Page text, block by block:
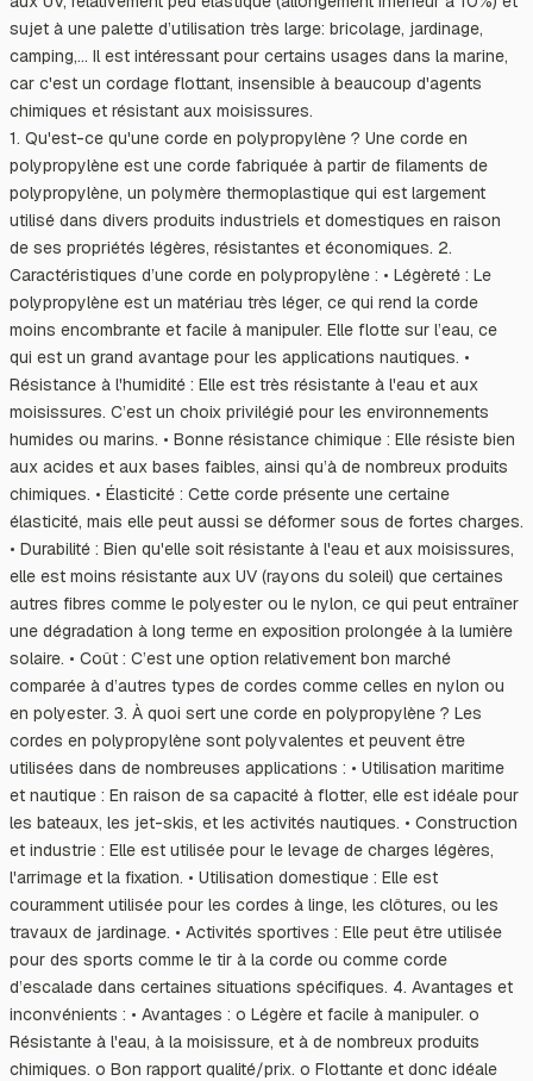
sujet à une palette d’utilisation très large: bricolage, jardinage,
camping,... Il est intéressant pour certains usages dans la marine,
car c'est un cordage flottant, insensible à beaucoup d'agents
chimiques et résistant aux moisissures.
1. Qu'est-ce qu'une corde en polypropylène ? Une corde en
polypropylène est une corde fabriquée à partir de filaments de
polypropylène, un polymère thermoplastique qui est largement
utilisé dans divers produits industriels et domestiques en raison
de ses propriétés légères, résistantes et économiques. 2.
Caractéristiques d’une corde en polypropylène : • Légèreté : Le
polypropylène est un matériau très léger, ce qui rend la corde
moins encombrante et facile à manipuler. Elle flotte sur l’eau, ce
qui est un grand avantage pour les applications nautiques. •
Résistance à l'humidité : Elle est très résistante à l'eau et aux
moisissures. C’est un choix privilégié pour les environnements
humides ou marins. • Bonne résistance chimique : Elle résiste bien
aux acides et aux bases faibles, ainsi qu’à de nombreux produits
chimiques. • Élasticité : Cette corde présente une certaine
élasticité, mais elle peut aussi se déformer sous de fortes charges.
• Durabilité : Bien qu'elle soit résistante à l'eau et aux moisissures,
elle est moins résistante aux UV (rayons du soleil) que certaines
autres fibres comme le polyester ou le nylon, ce qui peut entraîner
une dégradation à long terme en exposition prolongée à la lumière
solaire. • Coût : C’est une option relativement bon marché
comparée à d’autres types de cordes comme celles en nylon ou
en polyester. 3. À quoi sert une corde en polypropylène ? Les
cordes en polypropylène sont polyvalentes et peuvent être
utilisées dans de nombreuses applications : • Utilisation maritime
et nautique : En raison de sa capacité à flotter, elle est idéale pour
les bateaux, les jet-skis, et les activités nautiques. • Construction
et industrie : Elle est utilisée pour le levage de charges légères,
l'arrimage et la fixation. • Utilisation domestique : Elle est
couramment utilisée pour les cordes à linge, les clôtures, ou les
travaux de jardinage. • Activités sportives : Elle peut être utilisée
pour des sports comme le tir à la corde ou comme corde
d’escalade dans certaines situations spécifiques. 4. Avantages et
inconvénients : • Avantages : o Légère et facile à manipuler. o
Résistante à l'eau, à la moisissure, et à de nombreux produits
chimiques. o Bon rapport qualité/prix. o Flottante et donc idéale